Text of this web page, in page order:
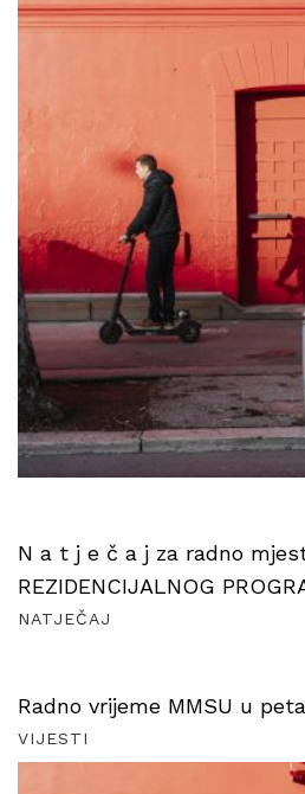
N a t j e č a j za radno
REZIDENCIJALNOG
NATJEČAJ
Radno vrijeme MMSU u
VIJESTI